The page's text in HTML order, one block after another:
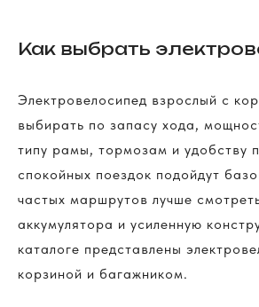
Как выбрать
Электровелосипед взрослый с
выбирать по запасу хода,
типу рамы, тормозам и удобству
спокойных поездок подойдут
частых маршрутов лучше
аккумулятора и усиленную
каталоге представлены
корзиной и багажником.
Вопросы и ответы
>
Условия доставки
DELIVERY TERMS